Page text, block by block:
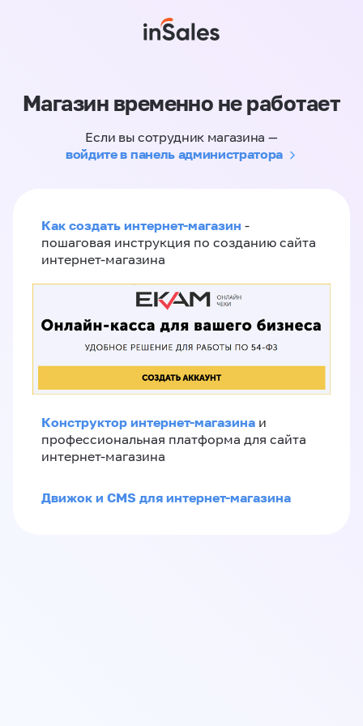
Магазин временно не работает
Если вы сотрудник магазина —
войдите в панель администратора
Как создать интернет-магазин -
пошаговая инструкция по созданию сайта
интернет-магазина
Конструктор интернет-магазина и
профессиональная платформа для сайта
интернет-магазина
Движок и CMS для интернет-магазина